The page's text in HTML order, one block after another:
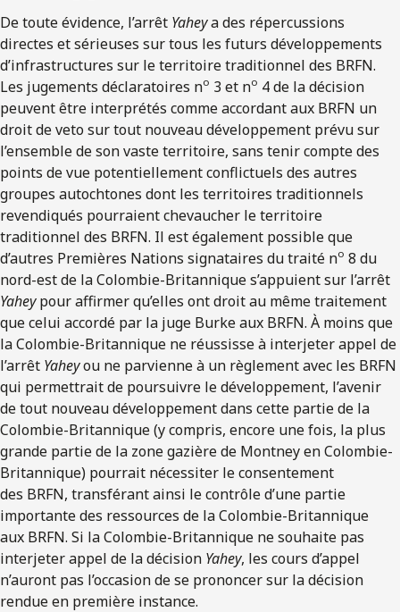
De toute évidence, l’arrêt Yaheya des répercussions
directes et sérieuses sur tous les futurs développements
d’infrastructures sur le territoire traditionnel des BRFN.
Les jugements déclaratoires no 3 et no 4 de la décision
peuvent être interprétés comme accordant aux BRFN un
droit de veto sur tout nouveau développement prévu sur
l’ensemble de son vaste territoire, sans tenir compte des
points de vue potentiellement conflictuels des autres
groupes autochtones dont les territoires traditionnels
revendiqués pourraient chevaucher le territoire
traditionnel des BRFN. Il est également possible que
d’autres Premières Nations signataires du traité no 8 du
nord-est de la Colombie-Britannique s’appuient sur l’arrêt
Yaheypour affirmer qu’elles ont droit au même traitement
que celui accordé par la juge Burke aux BRFN. À moins que
la Colombie-Britannique ne réussisse à interjeter appel de
l’arrêt Yaheyou ne parvienne à un règlement avec les BRFN
qui permettrait de poursuivre le développement, l’avenir
de tout nouveau développement dans cette partie de la
Colombie-Britannique (y compris, encore une fois, la plus
grande partie de la zone gazière de Montney en Colombie-
Britannique) pourrait nécessiter le consentement
des BRFN, transférant ainsi le contrôle d’une partie
importante des ressources de la Colombie-Britannique
aux BRFN. Si la Colombie-Britannique ne souhaite pas
interjeter appel de la décision Yahey, les cours d’appel
n’auront pas l’occasion de se prononcer sur la décision
rendue en première instance.